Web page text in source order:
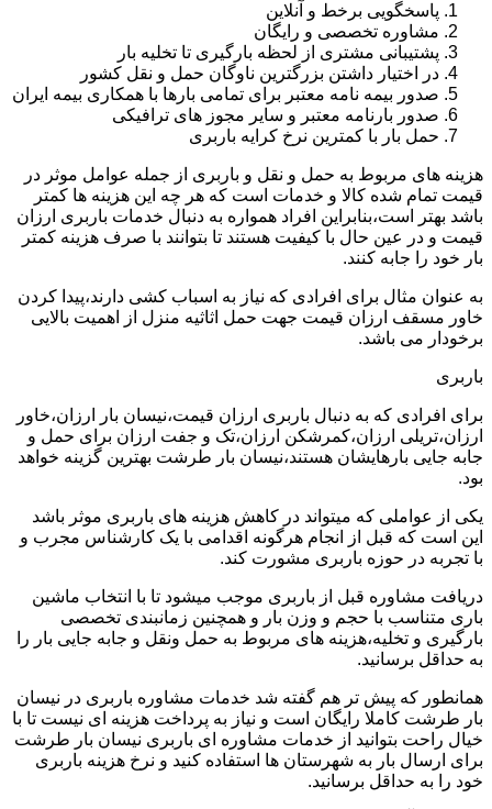
پاسخگویی برخط و آنلاین
مشاوره تخصصی و رایگان
پشتیبانی مشتری از لحظه بارگیری تا تخلیه بار
در اختیار داشتن بزرگترین ناوگان حمل و نقل کشور
صدور بیمه نامه معتبر برای تمامی بارها با همکاری بیمه ایران
صدور بارنامه معتبر و سایر مجوز های ترافیکی
حمل بار با کمترین نرخ کرایه باربری
هزینه های مربوط به حمل و نقل و باربری از جمله عوامل موثر در
قیمت تمام شده کالا و خدمات است که هر چه این هزینه ها کمتر
باشد بهتر است،بنابراین افراد همواره به دنبال خدمات باربری ارزان
قیمت و در عین حال با کیفیت هستند تا بتوانند با صرف هزینه کمتر
بار خود را جابه کنند.
به عنوان مثال برای افرادی که نیاز به اسباب کشی دارند،پیدا کردن
خاور مسقف ارزان قیمت جهت حمل اثاثیه منزل از اهمیت بالایی
برخودار می باشد.
باربری
برای افرادی که به دنبال باربری ارزان قیمت،نیسان بار ارزان،خاور
ارزان،تریلی ارزان،کمرشکن ارزان،تک و جفت ارزان برای حمل و
جابه جایی بارهایشان هستند،نیسان بار طرشت بهترین گزینه خواهد
بود.
یکی از عواملی که میتواند در کاهش هزینه های باربری موثر باشد
این است که قبل از انجام هرگونه اقدامی با یک کارشناس مجرب و
با تجربه در حوزه باربری مشورت کند.
دریافت مشاوره قبل از باربری موجب میشود تا با انتخاب ماشین
باری متناسب با حجم و وزن بار و همچنین زمانبندی تخصصی
بارگیری و تخلیه،هزینه های مربوط به حمل ونقل و جابه جایی بار را
به حداقل برسانید.
همانطور که پیش تر هم گفته شد خدمات مشاوره باربری در نیسان
بار طرشت کاملا رایگان است و نیاز به پرداخت هزینه ای نیست تا با
خیال راحت بتوانید از خدمات مشاوره ای باربری نیسان بار طرشت
برای ارسال بار به شهرستان ها استفاده کنید و نرخ هزینه باربری
خود را به حداقل برسانید.